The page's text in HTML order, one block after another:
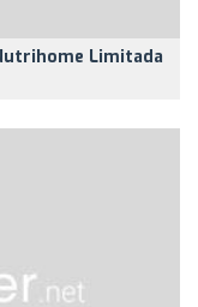
Limitada